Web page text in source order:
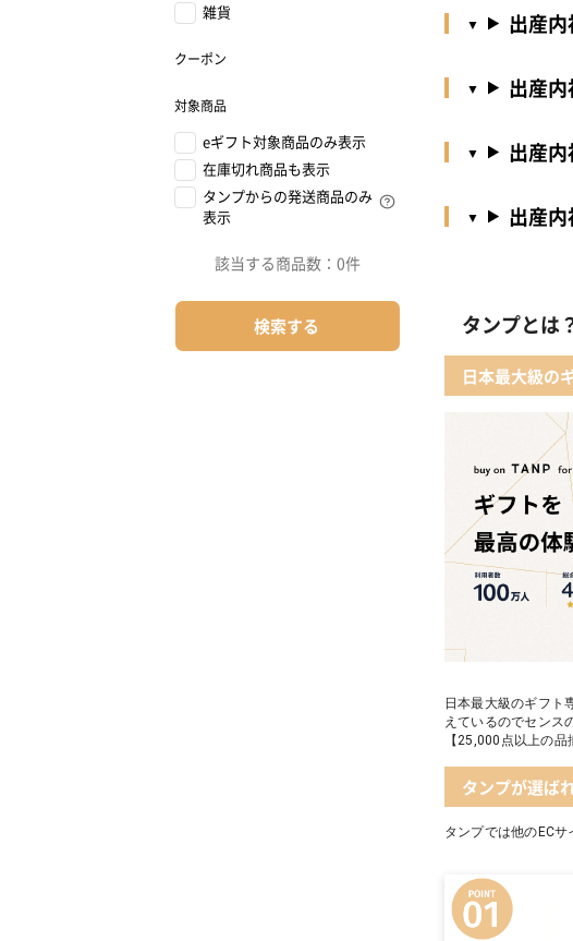
雑貨
クーポン
対象商品
eギフト対象商品のみ表示
在庫切れ商品も表示
タンプからの発送商品のみ
表示
該当する商品数： 0件
検索する
出産
出産
出産
出産
タンプとは
日本最大級の
日本最大級のギフト
えているのでセンス
【25,000点以上の
タンプが選ば
タンプでは他のEC